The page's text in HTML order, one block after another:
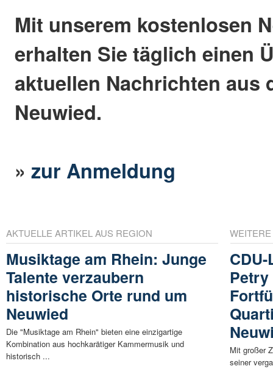
Mit unserem kostenlosen
erhalten Sie täglich einen
aktuellen Nachrichten aus
Neuwied.
»zur Anmeldung
AKTUELLE ARTIKEL AUS REGION
Musiktage am Rhein: Junge
Talente verzaubern
historische Orte rund um
Neuwied
Die "Musiktage am Rhein" bieten eine einzigartige
Kombination aus hochkarätiger Kammermusik und
historisch ...
Mit großer
seiner